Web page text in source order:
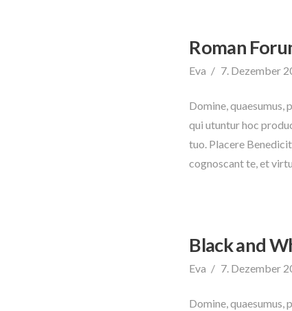
Roman
Eva 7. Dezember
Domine, quaesumus,
qui utuntur hoc
tuo. Placere
cognoscant te, et
Black and
Eva 7. Dezember
Domine, quaesumus,